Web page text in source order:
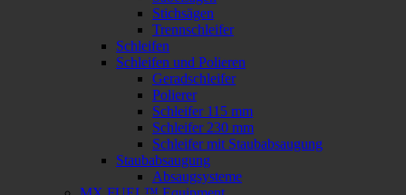
Stichsägen
Trennschleifer
Schleifen
Schleifen und Polieren
Geradschleifer
Polierer
Schleifer 115 mm
Schleifer 230 mm
Schleifer mit Staubabsaugung
Staubabsaugung
Absaugsysteme